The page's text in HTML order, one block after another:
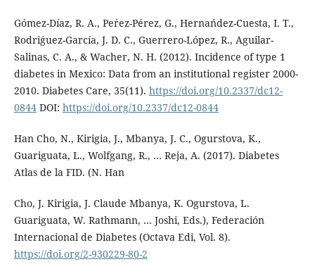
Gómez-Díaz, R. A., Peŕez-Pérez, G., Hernańdez-Cuesta, I. T.,
Rodriǵuez-García, J. D. C., Guerrero-López, R., Aguilar-
Salinas, C. A., & Wacher, N. H. (2012). Incidence of type 1
diabetes in Mexico: Data from an institutional register 2000-
2010. Diabetes Care, 35(11). https://doi.org/10.2337/dc12-
0844DOI: https://doi.org/10.2337/dc12-0844
Han Cho, N., Kirigia, J., Mbanya, J. C., Ogurstova, K.,
Guariguata, L., Wolfgang, R., … Reja, A. (2017). Diabetes
Atlas de la FID. (N. Han
Cho, J. Kirigia, J. Claude Mbanya, K. Ogurstova, L.
Guariguata, W. Rathmann, … Joshi, Eds.), Federación
Internacional de Diabetes (Octava Edi, Vol. 8).
https://doi.org/2-930229-80-2